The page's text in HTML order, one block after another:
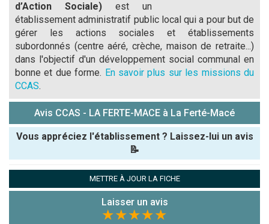
d’Action Sociale) est un
établissement administratif public local qui a pour but de
gérer les actions sociales et établissements
subordonnés (centre aéré, crèche, maison de retraite...)
dans l'objectif d'un développement social communal en
bonne et due forme. En savoir plus sur les missions du
CCAS.
Avis CCAS - LA FERTE-MACE à La Ferté-Macé
Vous appréciez l'établissement ? Laissez-lui un avis
📝
Note que vous souhaitez attribuer :
METTRE À JOUR LA FICHE
Laisser un avis
★★★★★